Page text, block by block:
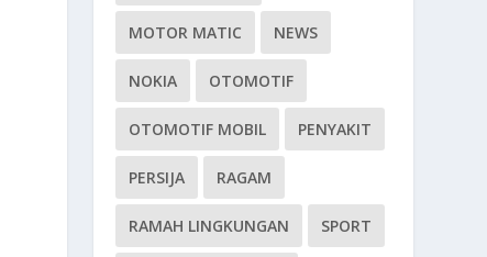
MOTOR MATIC NEWS
NOKIA OTOMOTIF
OTOMOTIF MOBIL PENYAKIT
PERSIJA RAGAM
RAMAH LINGKUNGAN SPORT